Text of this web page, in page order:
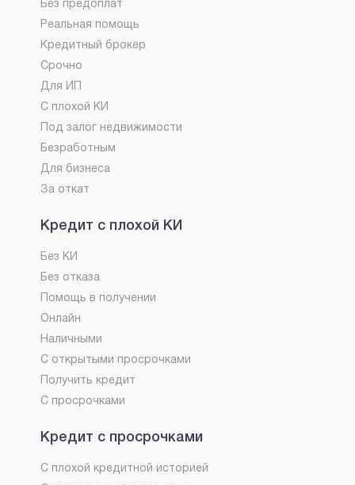
Без предоплат
Реальная помощь
Кредитный брокер
Срочно
Для ИП
С плохой КИ
Под залог недвижимости
Безработным
Для бизнеса
За откат
Кредит с плохой КИ
Без КИ
Без отказа
Помощь в получении
Онлайн
Наличными
С открытыми просрочками
Получить кредит
С просрочками
Кредит с просрочками
С плохой кредитной историей